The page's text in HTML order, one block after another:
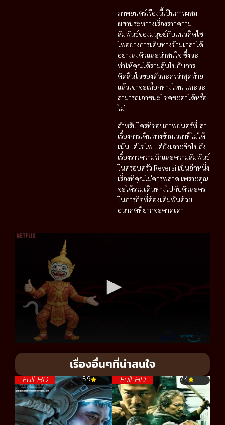
ภาพยนตร์เรื่องนี้เป็นการผสม
ผสานระหว่างเรื่องราวความ
สัมพันธ์ของมนุษย์กับแนวคิดไซ
ไฟอย่างการเดินทางข้ามเวลาได้
อย่างลงตัวและน่าสนใจ ซึ่งจะ
ทำให้คุณได้ร่วมลุ้นไปกับการ
ตัดสินใจของตัวละครว่าสุดท้าย
แล้วเขาจะเลือกทางไหน และจะ
สามารถเอาชนะโชคชะตาได้หรือ
ไม่
สำหรับใครที่ชอบภาพยนตร์ที่เล่า
เรื่องการเดินทางข้ามเวลาที่ไม่ได้
เน้นแต่ไซไฟ แต่ยังเจาะลึกไปถึง
เรื่องราวความรักและความสัมพันธ์
ในครอบครัว Reversi เป็นอีกหนึ่ง
เรื่องที่คุณไม่ควรพลาด เพราะคุณ
จะได้ร่วมเดินทางไปกับตัวละคร
ในภารกิจที่ต้องเดิมพันด้วย
อนาคตที่ยากจะคาดเดา
เรื่องอื่นๆที่น่าสนใจ
Full HD 5.9 Full HD 7.4